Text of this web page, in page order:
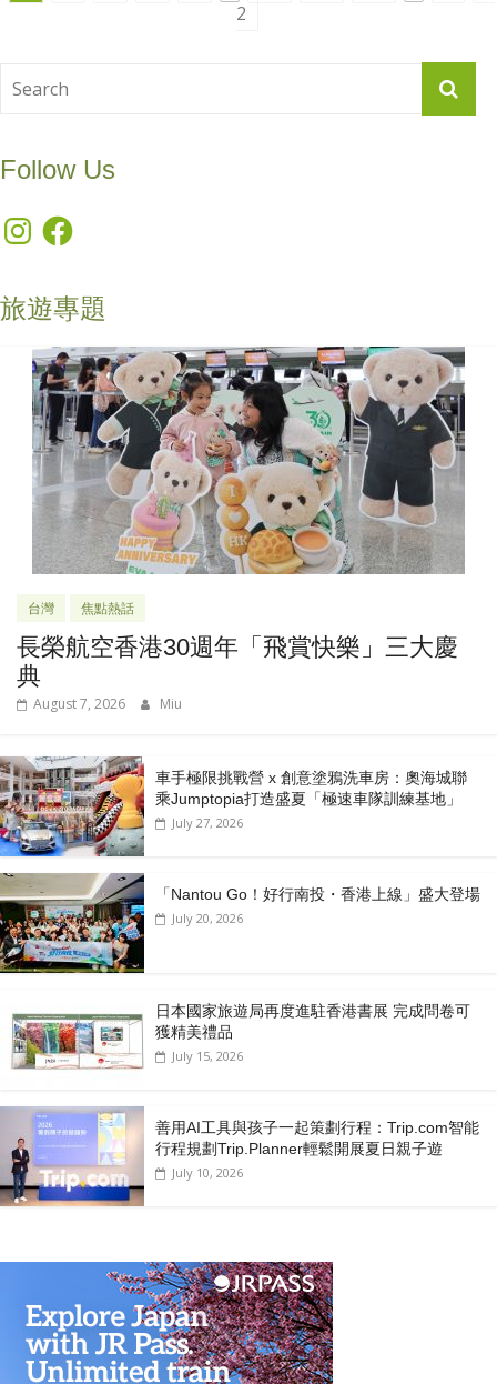
2
Follow Us
InstagramFacebook
旅遊專題
台灣 焦點熱話
長榮航空香港30週年「飛賞快樂」三大慶
典
August 7, 2026 Miu
車手極限挑戰營 x 創意塗鴉洗車房：奧海城聯
乘Jumptopia打造盛夏「極速車隊訓練基地」
July 27, 2026
「Nantou Go！好行南投・香港上線」盛大登場
July 20, 2026
日本國家旅遊局再度進駐香港書展 完成問卷可
獲精美禮品
July 15, 2026
善用AI工具與孩子一起策劃行程：Trip.com智能
行程規劃Trip.Planner輕鬆開展夏日親子遊
July 10, 2026